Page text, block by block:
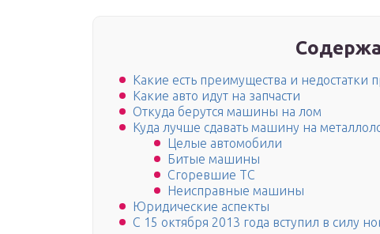
Какие есть преимущества и недостатки
Какие авто идут на запчасти
Откуда берутся машины на лом
Куда лучше сдавать машину на
Целые автомобили
Битые машины
Сгоревшие ТС
Неисправные машины
Юридические аспекты
С 15 октября 2013 года вступил в силу